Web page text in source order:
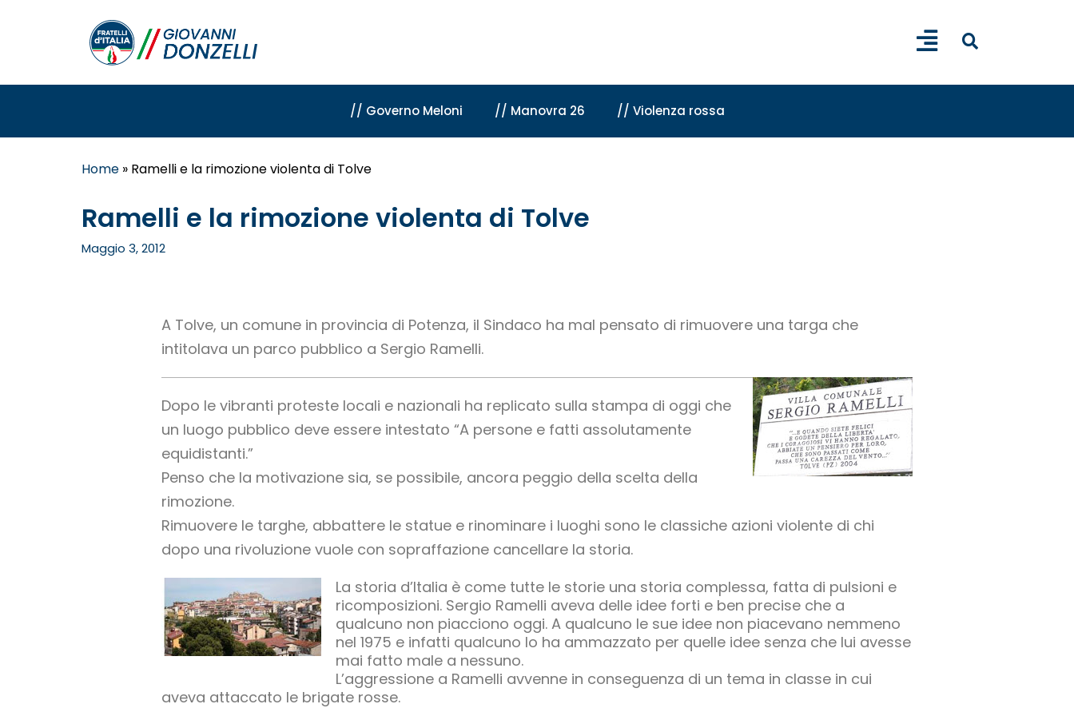
// Governo Meloni // Manovra 26 // Violenza rossa
Home » Ramelli e la rimozione violenta di Tolve
Ramelli e la rimozione violenta di Tolve
Maggio 3, 2012
A Tolve, un comune in provincia di Potenza, il Sindaco ha mal pensato di rimuovere una targa che
intitolava un parco pubblico a Sergio Ramelli.
Dopo le vibranti proteste locali e nazionali ha replicato sulla stampa di oggi che
un luogo pubblico deve essere intestato “A persone e fatti assolutamente
equidistanti.”
Penso che la motivazione sia, se possibile, ancora peggio della scelta della
rimozione.
Rimuovere le targhe, abbattere le statue e rinominare i luoghi sono le classiche azioni violente di chi
dopo una rivoluzione vuole con sopraffazione cancellare la storia.
La storia d’Italia è come tutte le storie una storia complessa, fatta di pulsioni e
ricomposizioni. Sergio Ramelli aveva delle idee forti e ben precise che a
qualcuno non piacciono oggi. A qualcuno le sue idee non piacevano nemmeno
nel 1975 e infatti qualcuno lo ha ammazzato per quelle idee senza che lui avesse
mai fatto male a nessuno.
L’aggressione a Ramelli avvenne in conseguenza di un tema in classe in cui
aveva attaccato le brigate rosse.